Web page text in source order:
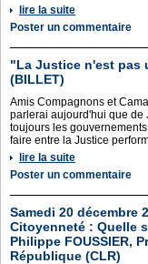
lire la suite
Poster un commentaire
"La Justice n'est pas
(BILLET)
Amis Compagnons et
parlerai aujourd'hui que de
toujours les
faire entre la Justice
lire la suite
Poster un commentaire
Samedi 20 décembre
Citoyenneté : Quelle
Philippe FOUSSIER,
République (CLR)